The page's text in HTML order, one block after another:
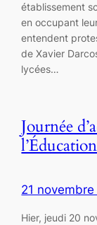
établissement
en occupant
entendent
de Xavier
lycées…
Journée
21
Hier, jeudi 20